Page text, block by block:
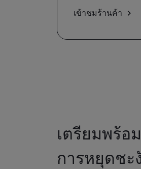
เข้าชมร้านค้า
เตรียมพร้อ
การหยุดชะ